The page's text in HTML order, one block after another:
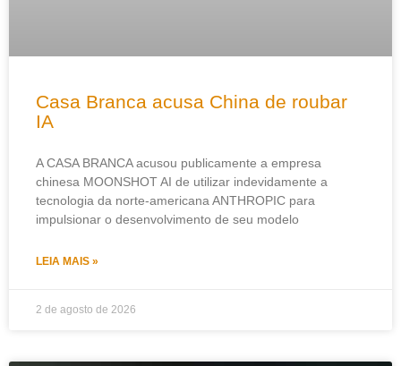
Casa Branca acusa China de roubar
IA
A CASA BRANCA acusou publicamente a empresa
chinesa MOONSHOT AI de utilizar indevidamente a
tecnologia da norte-americana ANTHROPIC para
impulsionar o desenvolvimento de seu modelo
LEIA MAIS »
2 de agosto de 2026